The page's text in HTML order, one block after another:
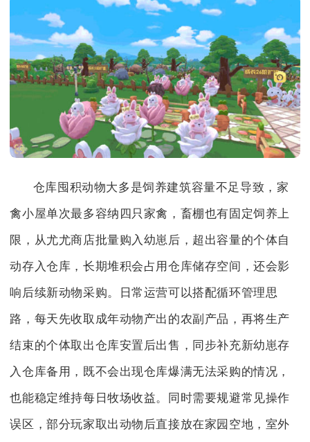
仓库囤积动物大多是饲养建筑容量不足导致，家
禽小屋单次最多容纳四只家禽，畜棚也有固定饲养上
限，从尤尤商店批量购入幼崽后，超出容量的个体自
动存入仓库，长期堆积会占用仓库储存空间，还会影
响后续新动物采购。日常运营可以搭配循环管理思
路，每天先收取成年动物产出的农副产品，再将生产
结束的个体取出仓库安置后出售，同步补充新幼崽存
入仓库备用，既不会出现仓库爆满无法采购的情况，
也能稳定维持每日牧场收益。同时需要规避常见操作
误区，部分玩家取出动物后直接放在家园空地，室外